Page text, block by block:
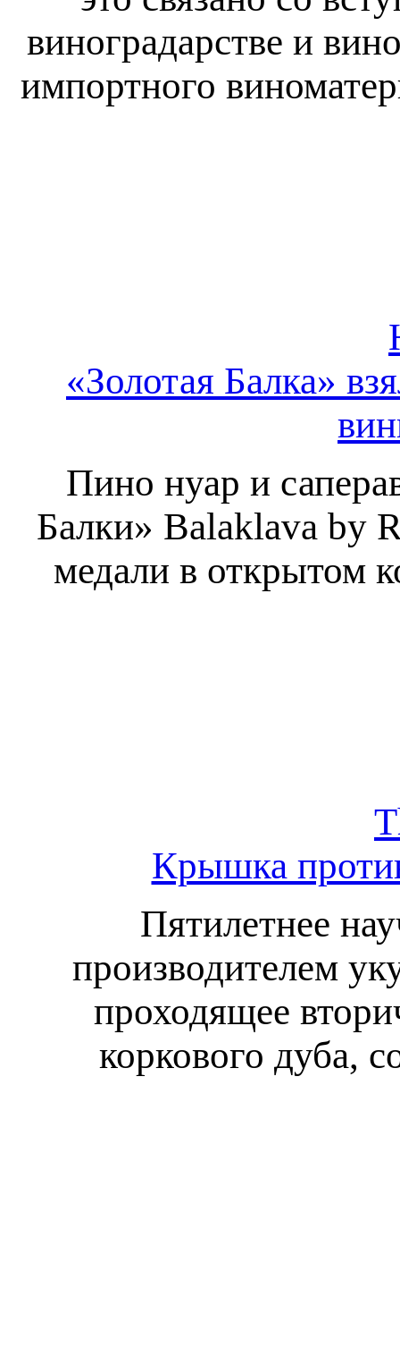
виноградарстве и
импортного
«Золотая Балка»
Пино нуар и
Балки» Balaklava by
медали в открытом
Крышка
Пятилетнее
производителем
проходящее
коркового дуба,